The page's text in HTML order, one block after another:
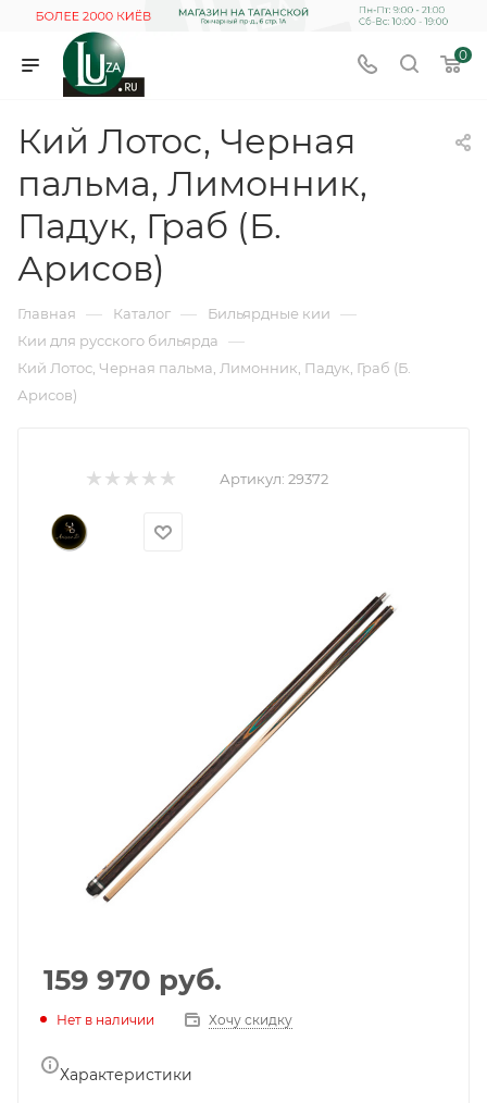
0
Кий Лотос, Черная
пальма, Лимонник,
Падук, Граб (Б.
Арисов)
Главная — Каталог — Бильярдные кии —
Кии для русского бильярда —
Кий Лотос, Черная пальма, Лимонник, Падук, Граб (Б.
Арисов)
Артикул: 29372
159 970 руб.
Нет в наличии Хочу скидку
Характеристики